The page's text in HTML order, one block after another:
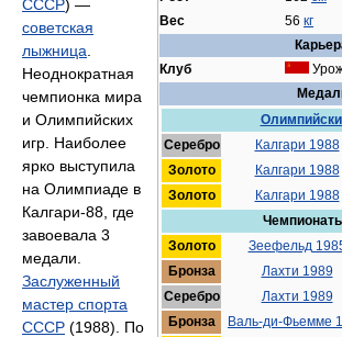
Вес
56 кг
Клуб
Серебро
Калгари 1988
Золото
Калгари 1988
Золото
Калгари 1988
Золото
Зеефельд
Бронза
Лахти 1989
Серебро
Лахти 1989
Бронза
Валь-ди-Фьемме
СССР) —
советская
лыжница
Неоднократная
чемпионка мира
и Олимпийских
игр. Наиболее
ярко выступила
на Олимпиаде в
Калгари-88, где
завоевала 3
медали.
Заслуженный
мастер спорта
СССР (1988). По